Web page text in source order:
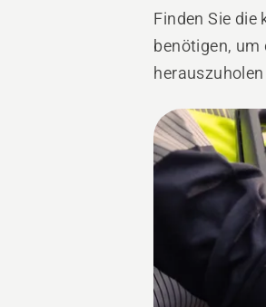
Finden Sie die
benötigen, um
Alle
Produkte